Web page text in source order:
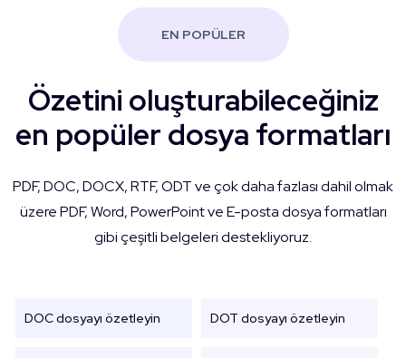
EN POPÜLER
Özetini oluşturabileceğiniz
en popüler dosya formatları
PDF, DOC, DOCX, RTF, ODT ve çok daha fazlası dahil olmak
üzere PDF, Word, PowerPoint ve E-posta dosya formatları
gibi çeşitli belgeleri destekliyoruz.
DOC dosyayı özetleyin DOT dosyayı özetleyin